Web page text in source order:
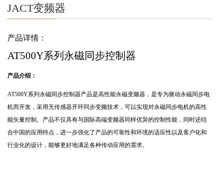
JACT变频器
产品详情：
AT500Y系列永磁同步控制器
产品介绍：
AT500Y系列永磁同步控制器产品是高性能永磁变频器，是专为驱动永磁同步电
机而开发，采用无传感器开环同步变频技术，可以实现对永磁同步电机的高性
能矢量控制。产品不仅具有与国际高端变频器同样优异的控制性能，同时还结
合中国的应用特点，进一步强化了产品的可靠性和环境的适应性以及客户化和
行业化的设计，能够更好地满足各种传动应用的需求。